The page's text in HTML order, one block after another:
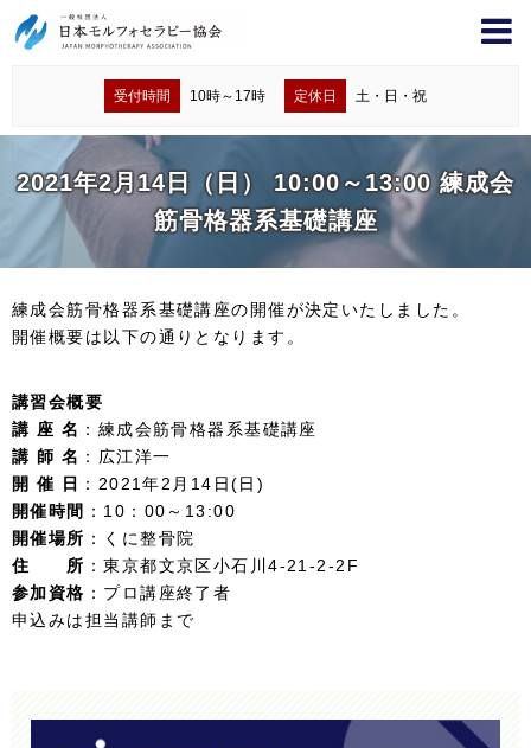
受付時間 10時～17時 定休日 土・日・祝
2021年2月14日（日） 10:00～13:00 練成会
筋骨格器系基礎講座
練成会筋骨格器系基礎講座の開催が決定いたしました。
開催概要は以下の通りとなります。
講習会概要
講 座 名 ：練成会筋骨格器系基礎講座
講 師 名 ：広江洋一
開 催 日 ：2021年2月14日(日)
開催時間 ：10：00～13:00
開催場所 ：くに整骨院
住 所 ：東京都文京区小石川4-21-2-2F
参加資格 ：プロ講座終了者
申込みは担当講師まで